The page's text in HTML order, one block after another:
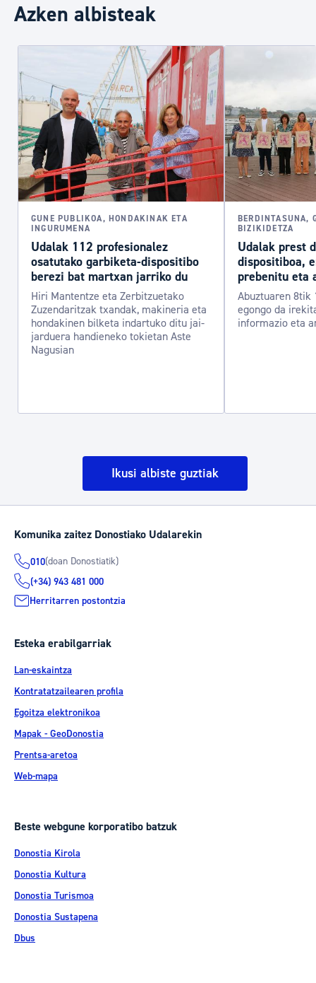
Azken albisteak
GUNE PUBLIKOA, HONDAKINAK ETA
INGURUMENA
Udalak 112 profesionalez
osatutako garbiketa-dispositibo
berezi bat martxan jarriko du
Hiri Mantentze eta Zerbitzuetako
Zuzendaritzak txandak, makineria eta
hondakinen bilketa indartuko ditu jai-
jarduera handieneko tokietan Aste
Nagusian
BERDINTASUNA,
BIZIKIDETZA
Udalak prest
dispositiboa,
prebenitu eta
Abuztuaren 8tik
egongo da
informazio eta
Ikusi albiste guztiak
Komunika zaitez Donostiako Udalarekin
010(doan Donostiatik)
(+34) 943 481 000
Herritarren postontzia
Esteka erabilgarriak
Lan-eskaintza
Kontratatzailearen profila
Egoitza elektronikoa
Mapak - GeoDonostia
Prentsa-aretoa
Web-mapa
Beste webgune korporatibo batzuk
Donostia Kirola
Donostia Kultura
Donostia Turismoa
Donostia Sustapena
Dbus